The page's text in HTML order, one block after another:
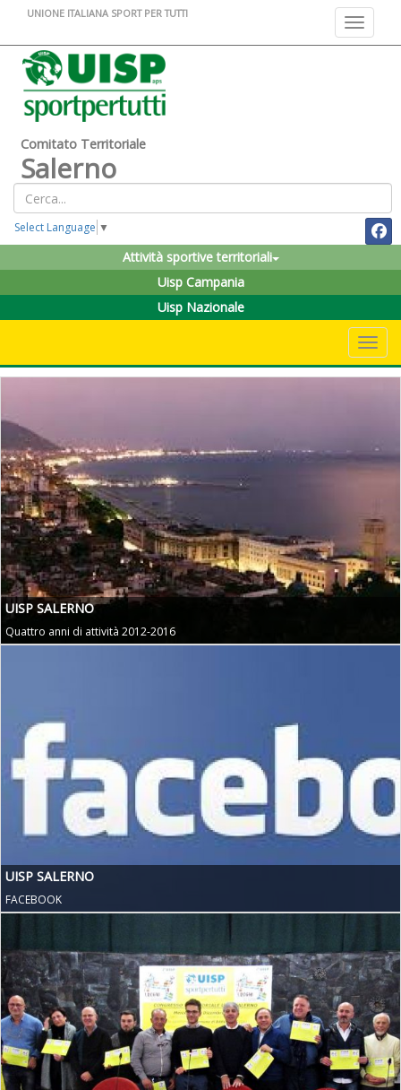
Toggle
UNIONE ITALIANA SPORT PER TUTTI
Comitato Territoriale
Salerno
Select Language ▼
Attività sportive territoriali
Uisp Campania
Uisp Nazionale
UISP SALERNO
Quattro anni di attività 2012-2016
UISP SALERNO
FACEBOOK